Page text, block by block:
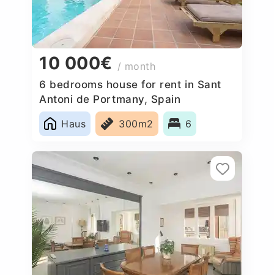
10 000€ / month
6 bedrooms house for rent in Sant
Antoni de Portmany, Spain
Haus
300m2 6